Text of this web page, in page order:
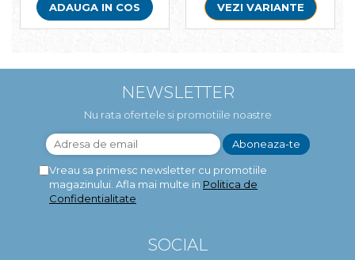
ADAUGA IN COS VEZI VARIANTE
NEWSLETTER
Nu rata ofertele si promotiile noastre
Vreau sa primesc newsletter cu promotiile
magazinului. Afla mai multe in Politica de
Confidentialitate
SOCIAL